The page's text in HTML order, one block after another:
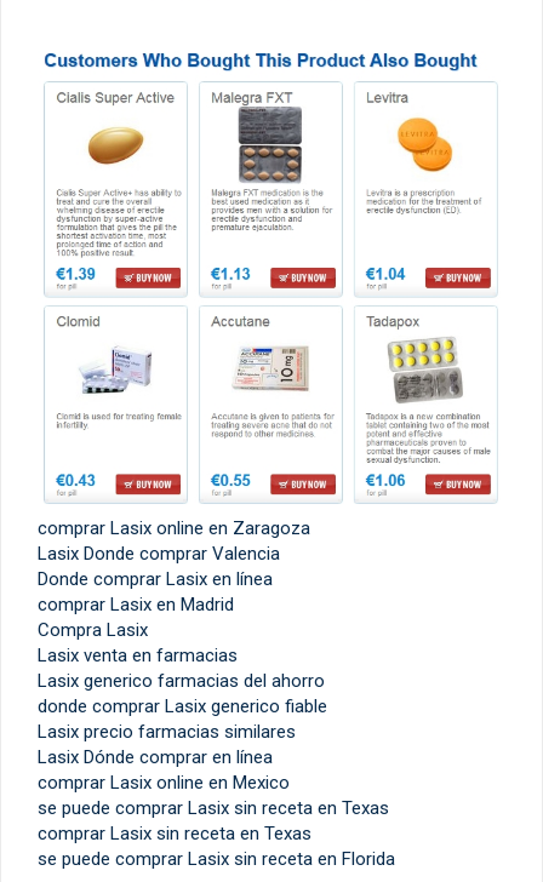
comprar Lasix online en Zaragoza
Lasix Donde comprar Valencia
Donde comprar Lasix en línea
comprar Lasix en Madrid
Compra Lasix
Lasix venta en farmacias
Lasix generico farmacias del ahorro
donde comprar Lasix generico fiable
Lasix precio farmacias similares
Lasix Dónde comprar en línea
comprar Lasix online en Mexico
se puede comprar Lasix sin receta en Texas
comprar Lasix sin receta en Texas
se puede comprar Lasix sin receta en Florida